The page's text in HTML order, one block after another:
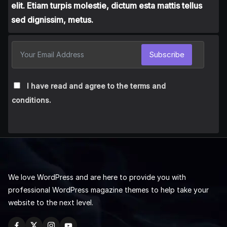
elit. Etiam turpis molestie, dictum esta mattis tellus
sed dignissim, metus.
I have read and agree to the terms and
conditions.
Subscribe
We love WordPress and are here to provide you with
professional WordPress magazine themes to help take your
website to the next level.